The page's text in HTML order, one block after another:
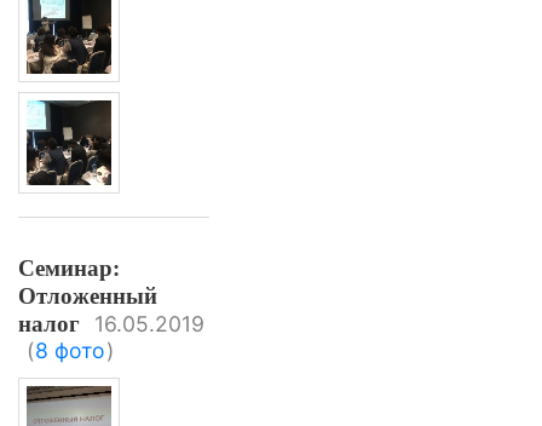
Семинар:
Отложенный
налог
16.05.2019
(8 фото)